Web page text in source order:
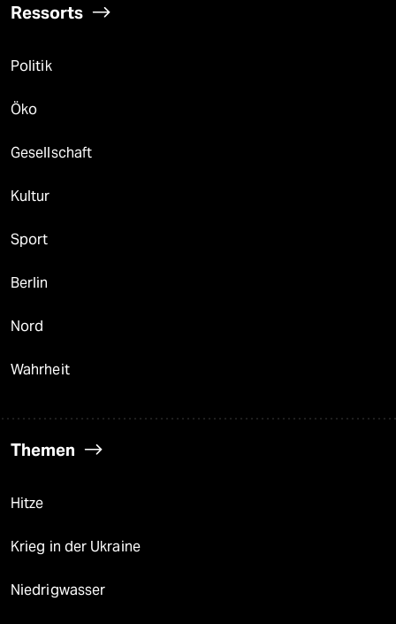
Ressorts
Politik
Öko
Gesellschaft
Kultur
Sport
Berlin
Nord
Wahrheit
Themen
Hitze
Krieg in der Ukraine
Niedrigwasser